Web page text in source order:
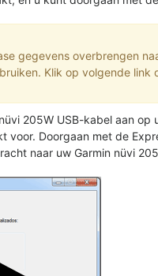
gegevens overbrengen
Klik op volgende link
205W USB-kabel aan
voor. Doorgaan met de
naar uw Garmin nüvi